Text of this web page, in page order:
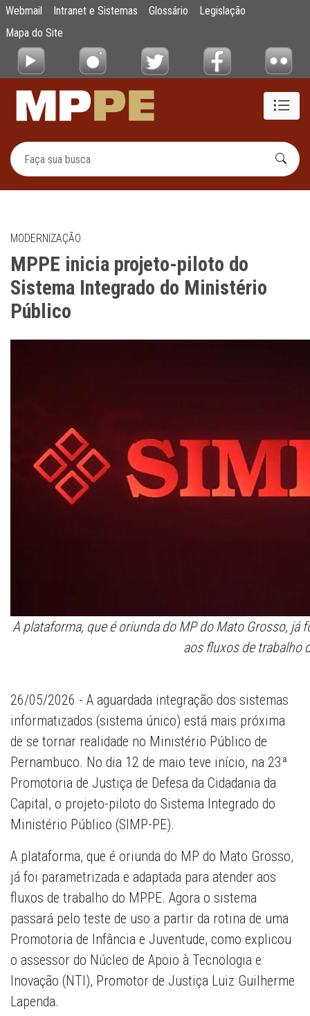
Pular para o Conteúdo principal
MPPE inicia projeto-piloto do Sistema
Webmail Intranet e Sistemas Glossário
Legislação
Mapa do Site
MODERNIZAÇÃO
MPPE inicia projeto-piloto do
Sistema Integrado do Ministério
Público
A plataforma, que é oriunda do MP do Mato Grosso, já
aos fluxos de trabalho
26/05/2026 - A aguardada integração dos sistemas
informatizados (sistema único) está mais próxima
de se tornar realidade no Ministério Público de
Pernambuco. No dia 12 de maio teve início, na 23ª
Promotoria de Justiça de Defesa da Cidadania da
Capital, o projeto-piloto do Sistema Integrado do
Ministério Público (SIMP-PE).
A plataforma, que é oriunda do MP do Mato Grosso,
já foi parametrizada e adaptada para atender aos
fluxos de trabalho do MPPE. Agora o sistema
passará pelo teste de uso a partir da rotina de uma
Promotoria de Infância e Juventude, como explicou
o assessor do Núcleo de Apoio à Tecnologia e
Inovação (NTI), Promotor de Justiça Luiz Guilherme
Lapenda.